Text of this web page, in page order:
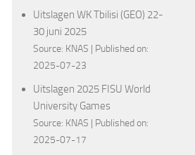
Uitslagen WK Tbilisi (GEO) 22-
30 juni 2025
Source: KNAS
Published on:
2025-07-23
Uitslagen 2025 FISU World
University Games
Source: KNAS
Published on:
2025-07-17